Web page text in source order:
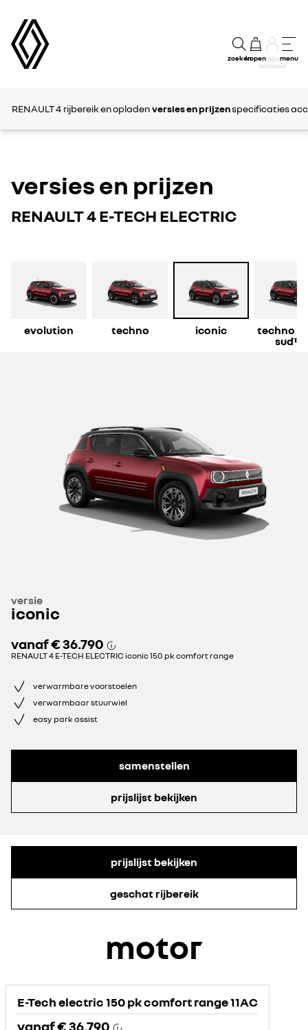
zoekenkopenmijn
account
menu
RENAULT 4 rijbereik en opladenversies en prijzenspecificaties
versies en prijzen
RENAULT 4 E-TECH ELECTRIC
evolution techno iconic
techno
versie
iconic
vanaf€ 36.790
RENAULT 4 E-TECH ELECTRIC iconic 150 pk comfort range
verwarmbare voorstoelen
verwarmbaar stuurwiel
easy park assist
samenstellen
prijslijst bekijken
prijslijst bekijken
geschat rijbereik
motor
E-Tech electric 150 pk comfort range 11AC
vanaf€ 36.790